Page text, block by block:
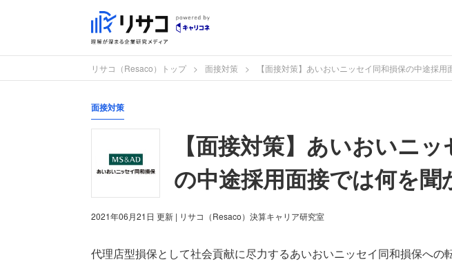
リサコ（Resaco）トップ 面接対策 【面接対策】あいおいニッセイ同和損保の中途採
面接対策
【面接対策】あいおいニ
の中途採用面接では何を聞
2021年06月21日 更新 | リサコ（Resaco）決算キャリア研究室
代理店型損保として社会貢献に尽力するあいおいニッセイ同和損保への